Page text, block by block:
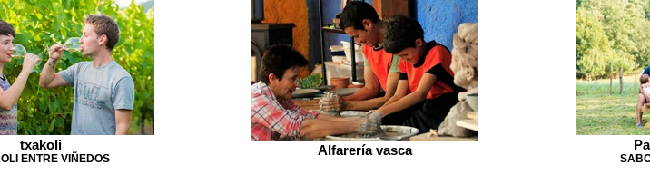
txakoli
ENTRE VIÑEDOS
Alfarería vasca